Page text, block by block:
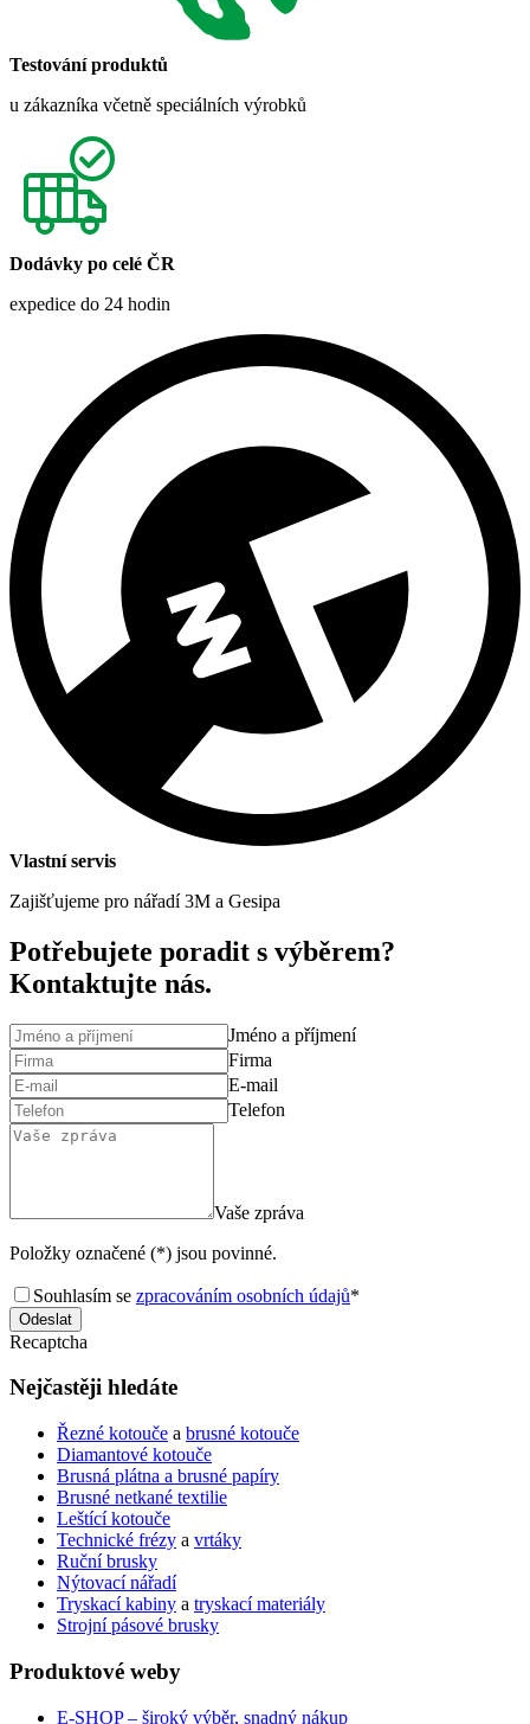
Testování produktů
u zákazníka včetně speciálních výrobků
Dodávky po celé ČR
expedice do 24 hodin
Vlastní servis
Zajišťujeme pro nářadí 3M a Gesipa
Potřebujete poradit s výběrem?
Kontaktujte nás.
Jméno a příjmení
Firma
E-mail
Telefon
Vaše zpráva
Položky označené (*) jsou povinné.
Souhlasím se zpracováním osobních údajů*
Odeslat
Recaptcha
Nejčastěji hledáte
Řezné kotouče a brusné kotouče
Diamantové kotouče
Brusná plátna a brusné papíry
Brusné netkané textilie
Leštící kotouče
Technické frézy a vrtáky
Ruční brusky
Nýtovací nářadí
Tryskací kabiny a tryskací materiály
Strojní pásové brusky
Produktové weby
E-SHOP – široký výběr, snadný nákup